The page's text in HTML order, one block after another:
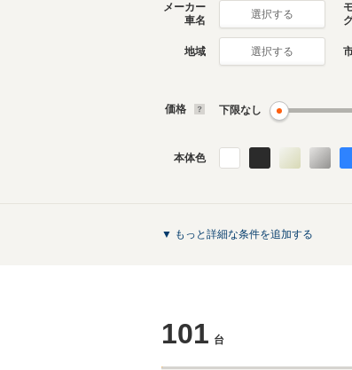
メーカー
車名
選択する
地域 選択する
価格 下限なし
本体色
▼ もっと詳細な条件を追加する
101 台